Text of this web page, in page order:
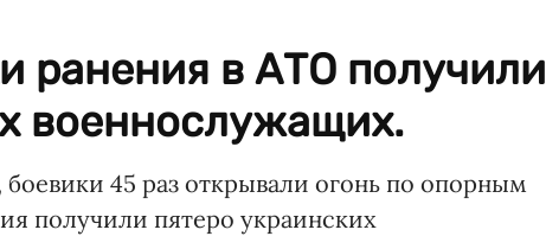
ранения в АТО получили
военнослужащих.
боевики 45 раз открывали огонь по опорным
получили пятеро украинских